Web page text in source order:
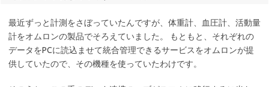
最近ずっと計測をさぼっていたんですが、体重計、血圧計、活動量
計をオムロンの製品でそろえていました。 もともと、それぞれの
データをPCに読込ませて統合管理できるサービスをオムロンが提
供していたので、その機種を使っていたわけです。